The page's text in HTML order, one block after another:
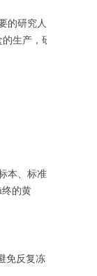
研究人员，节省
生产，研发，助力
本、标准
终的黄
免反复冻